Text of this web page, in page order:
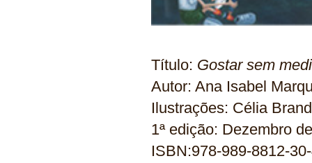
Título: Gostar sem
Autor: Ana Isabel
Ilustrações: Célia
1ª edição: Dezembro
ISBN:978-989-8812-